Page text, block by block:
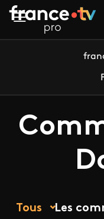
Aller au contenu
Tous Les